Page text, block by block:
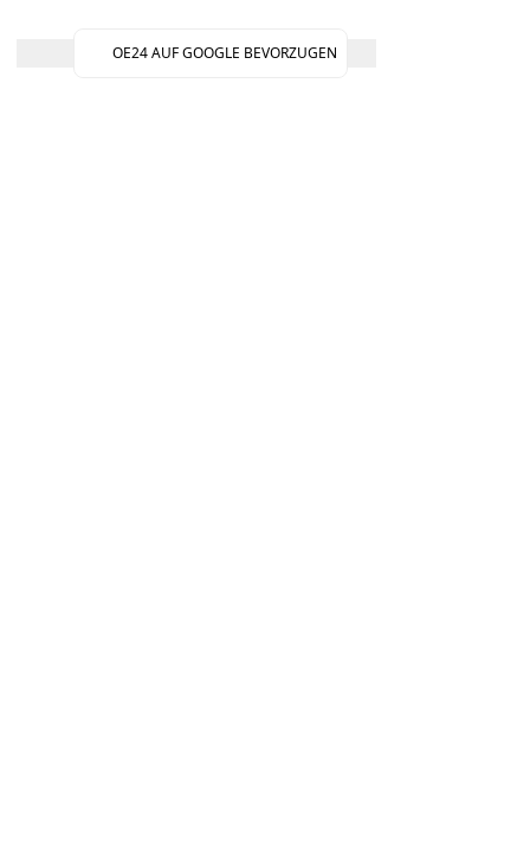
OE24 AUF GOOGLE BEVORZUGEN